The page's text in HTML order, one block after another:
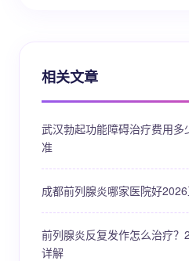
相关文章
武汉勃起功能障碍治疗费用
准
成都前列腺炎哪家医院好
前列腺炎反复发作怎么治疗
详解